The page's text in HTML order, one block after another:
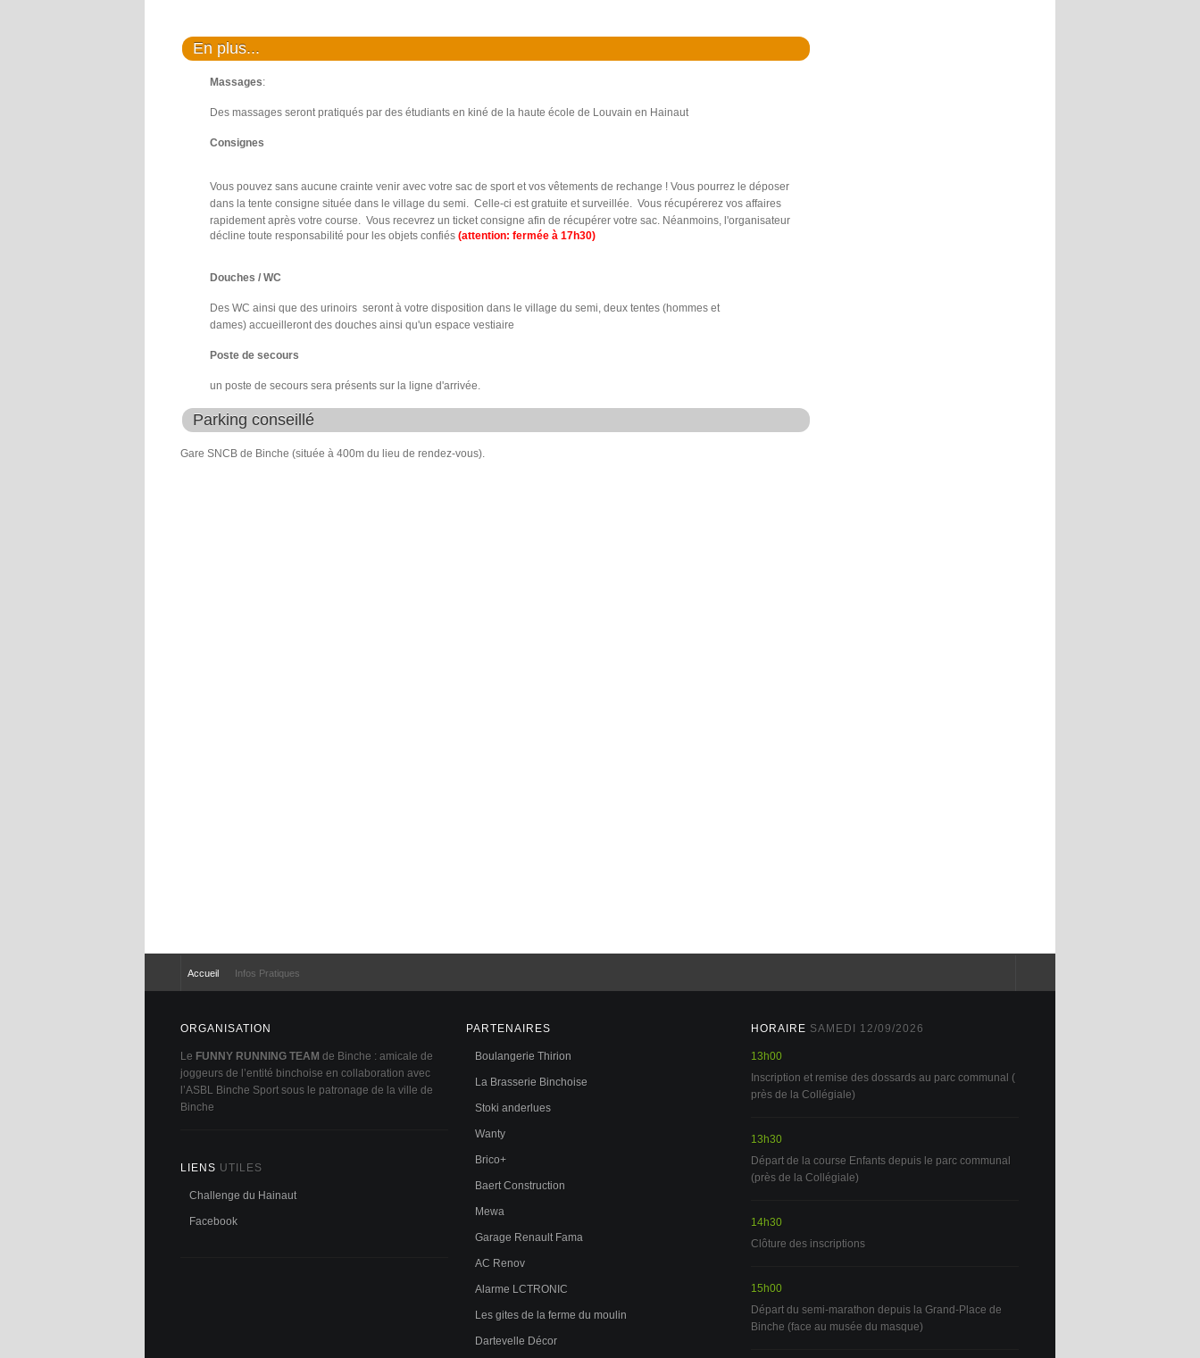
En plus...
Massages:
Des massages seront pratiqués par des étudiants en kiné de la haute école de Louvain en Hainaut
Consignes
Vous pouvez sans aucune crainte venir avec votre sac de sport et vos vêtements de rechange ! Vous pourrez le déposer
dans la tente consigne située dans le village du semi. Celle-ci est gratuite et surveillée. Vous récupérerez vos affaires
rapidement après votre course. Vous recevrez un ticket consigne afin de récupérer votre sac. Néanmoins, l'organisateur
décline toute responsabilité pour les objets confiés (attention: fermée à 17h30)
Douches / WC
Des WC ainsi que des urinoirs seront à votre disposition dans le village du semi, deux tentes (hommes et
dames) accueilleront des douches ainsi qu'un espace vestiaire
Poste de secours
un poste de secours sera présents sur la ligne d'arrivée.
Parking conseillé
Gare SNCB de Binche (située à 400m du lieu de rendez-vous).
Accueil Infos Pratiques
ORGANISATION
Le FUNNY RUNNING TEAM de Binche : amicale de
joggeurs de l’entité binchoise en collaboration avec
l’ASBL Binche Sport sous le patronage de la ville de
Binche
LIENS UTILES
Challenge du Hainaut
Facebook
PARTENAIRES
Boulangerie Thirion
La Brasserie Binchoise
Stoki anderlues
Wanty
Brico+
Baert Construction
Mewa
Garage Renault Fama
AC Renov
Alarme LCTRONIC
Les gites de la ferme du moulin
Dartevelle Décor
HORAIRE SAMEDI 12/09/2026
13h00
Inscription et remise des dossards au parc communal (
près de la Collégiale)
13h30
Départ de la course Enfants depuis le parc communal
(près de la Collégiale)
14h30
Clôture des inscriptions
15h00
Départ du semi-marathon depuis la Grand-Place de
Binche (face au musée du masque)